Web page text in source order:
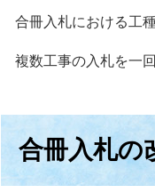
合冊入札における工
複数工事の入札を一
合冊入札の